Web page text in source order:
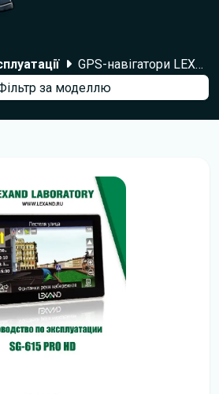
GPS-навігатори LEXAND
за моделлю